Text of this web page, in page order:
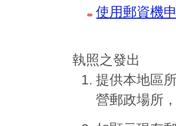
使用郵資機
執照之發出
提供本地區
營郵政場所